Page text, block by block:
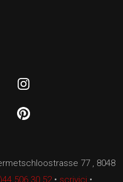
77 , 8048
506 30 52 • scrivici •